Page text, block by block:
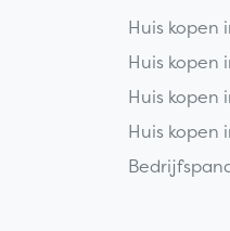
Huis kopen
Huis kopen
Huis kopen
Huis kopen